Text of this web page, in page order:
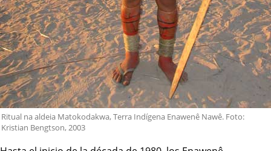
Ritual na aldeia Matokodakwa, Terra Indígena Enawenê Nawê. Foto:
Kristian Bengtson, 2003